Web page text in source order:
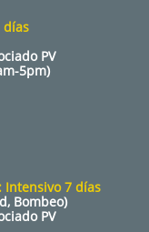
días
PV
5pm)
Intensivo 7 días
Bombeo)
PV